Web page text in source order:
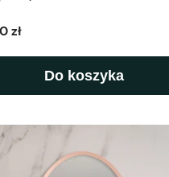
zł
Do koszyka